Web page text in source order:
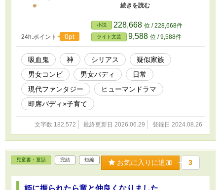
組合員のアオは地下で吸血鬼の眷属・食人鬼と
遭遇し、ユエンと出会う。ユエンは神と名乗る
妖精で、協力して食人鬼を追い払った。 アオ
は吸血鬼事件の被害者であるシガンの家に居候
することにした。そこに、ユエンと子供のコウ
が転がり込んでくる。コウは吸血鬼だが、ユエ
ンはそれを隠して共同生活を始める。自分が何
者かも知らないコウは、感情を知り、だいじな
ものを見つけていく。 その一方、吸血鬼事件
は続いていた。 【登場人物】 ・生松アオ 40歳
ほどの男。吸血鬼駆除を仕事にする。陽気で気
が良い性格だが、人の面倒をみすぎるところが
ある。昔、弟がいたことと関係あるらしい
が……。 ・ユエン 「死の神」を名乗る少女の姿
をした妖精。人間の吸血鬼駆除に協力する。人
歳ほどの男。自称売れない画家。吸血鬼により
ケガをした。自分を襲った吸血鬼の絵を描いて
24h.ポイント 0pt
小説 228,668 位 / 228,668件
ライト文芸 9,588 位 / 9,588件
吸血鬼 神 シリアス
疑似家族
男女コンビ
男女バディ
日常
現代ファンタジー
ヒューマンドラマ
即席バディ×子育て
文字数 182,572 最終更新日 2026.06.29 登録日 2024.08.26
児童書・童話 完結 短編 お気に入りに追加 3